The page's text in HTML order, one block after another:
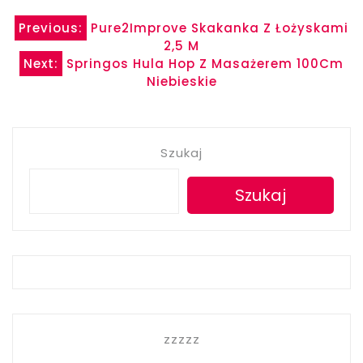
Nawigacja
wpisu
Previous:
Pure2Improve Skakanka Z Łożyskami
2,5 M
Next:
Springos Hula Hop Z Masażerem 100Cm
Niebieskie
Szukaj
Szukaj
zzzzz